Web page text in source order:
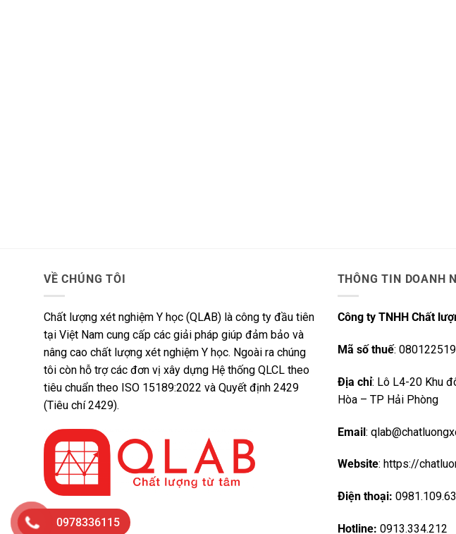
VỀ CHÚNG TÔI
Chất lượng xét nghiệm Y học (QLAB) là công ty đầu tiên
tại Việt Nam cung cấp các giải pháp giúp đảm bảo và
nâng cao chất lượng xét nghiệm Y học. Ngoài ra chúng
tôi còn hỗ trợ các đơn vị xây dựng Hệ thống QLCL theo
tiêu chuẩn theo ISO 15189:2022 và Quyết định 2429
(Tiêu chí 2429).
THÔNG TIN DOANH
Công ty TNHH Chất
Mã số thuế:
Địa chỉ: Lô L4-20 Khu
Hòa – TP Hải Phòng
Email:
Website: https://
Điện thoại:
Hotline: 0913.334.212
0978336115